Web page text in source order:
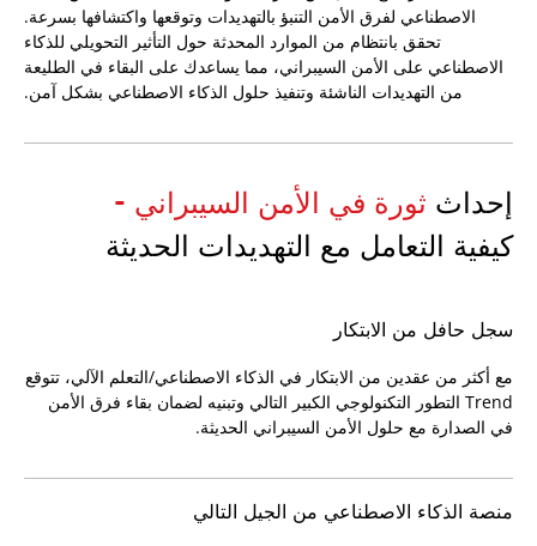
الاصطناعي لفرق الأمن التنبؤ بالتهديدات وتوقعها واكتشافها بسرعة.
تحقق بانتظام من الموارد المحدثة حول التأثير التحويلي للذكاء
الاصطناعي على الأمن السيبراني، مما يساعدك على البقاء في الطليعة
من التهديدات الناشئة وتنفيذ حلول الذكاء الاصطناعي بشكل آمن.
إحداث ثورة في الأمن السيبراني -
كيفية التعامل مع التهديدات الحديثة
سجل حافل من الابتكار
مع أكثر من عقدين من الابتكار في الذكاء الاصطناعي/التعلم الآلي، تتوقع
Trend التطور التكنولوجي الكبير التالي وتبنيه لضمان بقاء فرق الأمن
في الصدارة مع حلول الأمن السيبراني الحديثة.
منصة الذكاء الاصطناعي من الجيل التالي